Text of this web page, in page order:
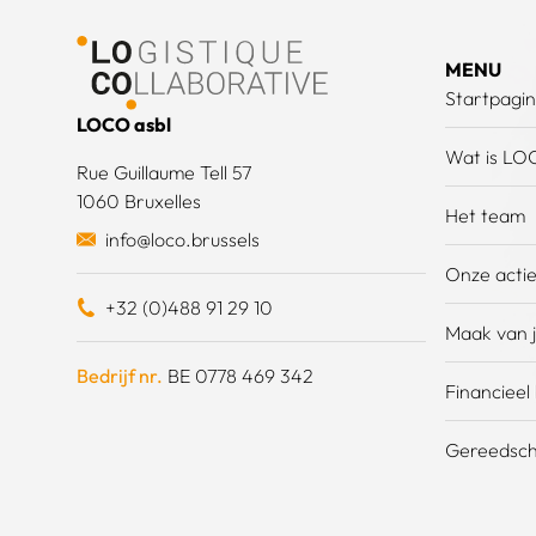
LOCO asbl
Rue Guillaume Tell 57
1060 Bruxelles
info@loco.brussels
+32 (0)488 91 29 10
Bedrijf nr. BE 0778 469 342
MENU
Wat is
Het team
Onze
Maak van